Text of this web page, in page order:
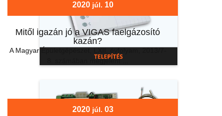
2020 júl. 10
Mitől igazán jó a VIGAS faelgázosító
kazán?
A Magyar Épületgépészet, LXII. évfolyam, 2013/7-
8. számában megjelent ...
2020 júl. 03